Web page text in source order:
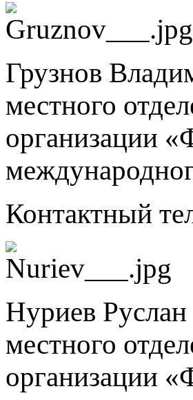
Грузнов
местного
организации
Контактный
Нуриев
местного
организации